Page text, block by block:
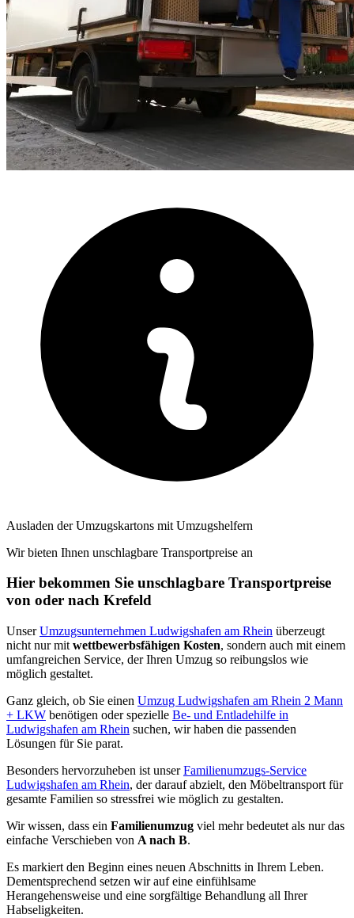
Ausladen der Umzugskartons mit Umzugshelfern
Wir bieten Ihnen unschlagbare Transportpreise an
Hier bekommen Sie unschlagbare Transportpreise
von oder nach Krefeld
UnserUmzugsunternehmen Ludwigshafen am Rhein überzeugt
nicht nur mit wettbewerbsfähigen Kosten, sondern auch mit einem
umfangreichen Service, der Ihren Umzug so reibungslos wie
möglich gestaltet.
Ganz gleich, ob Sie einen Umzug Ludwigshafen am Rhein 2 Mann
+ LKW benötigen oder spezielle Be- und Entladehilfe in
Ludwigshafen am Rhein suchen, wir haben die passenden
Lösungen für Sie parat.
Besonders hervorzuheben ist unserFamilienumzugs-Service
Ludwigshafen am Rhein, der darauf abzielt, den Möbeltransport für
gesamte Familien so stressfrei wie möglich zu gestalten.
Wir wissen, dass ein Familienumzug viel mehr bedeutet als nur das
einfache Verschieben von A nach B.
Es markiert den Beginn eines neuen Abschnitts in Ihrem Leben.
Dementsprechend setzen wir auf eine einfühlsame
Herangehensweise und eine sorgfältige Behandlung all Ihrer
Habseligkeiten.